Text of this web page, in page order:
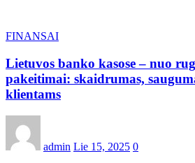
FINANSAI
Lietuvos banko kasose – nuo
pakeitimai: skaidrumas,
klientams
admin Lie 15, 2025 0